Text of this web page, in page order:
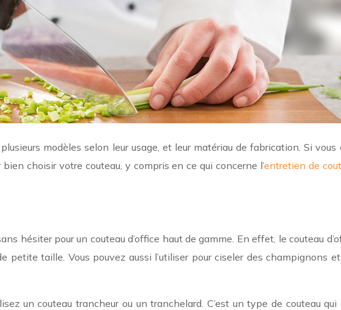
modèles selon leur usage, et leur matériau de fabrication. Si vous
choisir votre couteau, y compris en ce qui concerne l’entretien de
hésiter pour un couteau d’office haut de gamme. En effet, le couteau
petite taille. Vous pouvez aussi l’utiliser pour ciseler des champignons
un couteau trancheur ou un tranchelard. C’est un type de couteau